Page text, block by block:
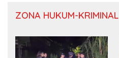
ZONA HUKUM-KRIMINAL